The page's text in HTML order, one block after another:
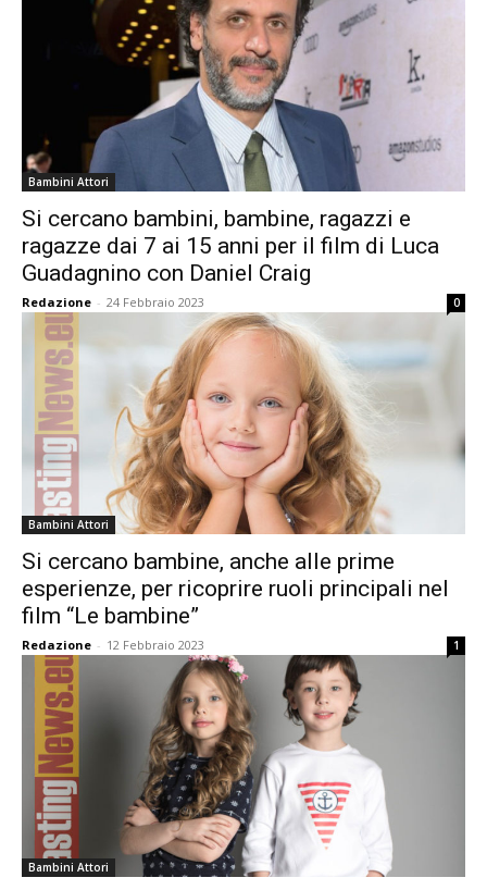
Bambini Attori
Si cercano bambini, bambine, ragazzi e
ragazze dai 7 ai 15 anni per il film di Luca
Guadagnino con Daniel Craig
Redazione - 24 Febbraio 2023 0
Bambini Attori
Si cercano bambine, anche alle prime
esperienze, per ricoprire ruoli principali nel
film “Le bambine”
Redazione - 12 Febbraio 2023 1
Bambini Attori